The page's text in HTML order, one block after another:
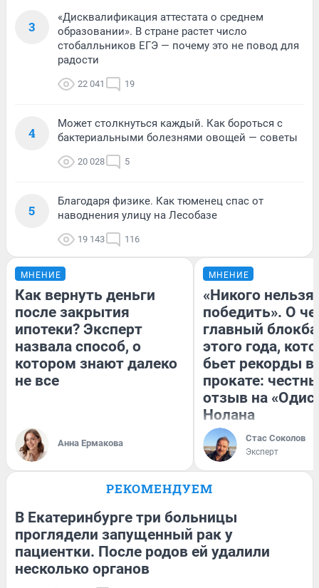
3
«Дисквалификация аттестата о среднем
образовании». В стране растет число
стобалльников ЕГЭ — почему это не повод для
радости
22 041 19
4
Может столкнуться каждый. Как бороться с
бактериальными болезнями овощей — советы
20 028 5
5
Благодаря физике. Как тюменец спас от
наводнения улицу на Лесобазе
19 143 116
МНЕНИЕ
Как вернуть деньги
после закрытия
ипотеки? Эксперт
назвала способ, о
котором знают далеко
не все
Анна Ермакова
МНЕНИЕ
«Никого нельзя
победить». О
главный
этого года,
бьет рекорды в
прокате:
отзыв на
Нолана
Стас Соколов
Эксперт
РЕКОМЕНДУЕМ
В Екатеринбурге три больницы
проглядели запущенный рак у
пациентки. После родов ей удалили
несколько органов